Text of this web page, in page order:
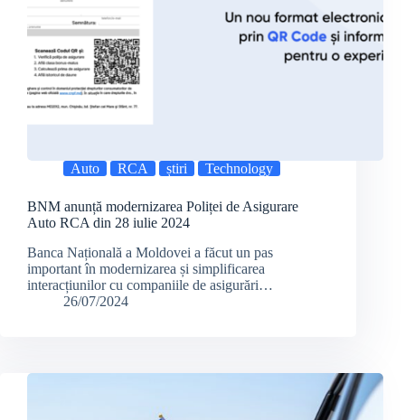
Auto RCA știri Technology
BNM anunță modernizarea Poliței de Asigurare
Auto RCA din 28 iulie 2024
Banca Națională a Moldovei a făcut un pas
important în modernizarea și simplificarea
interacțiunilor cu companiile de asigurări…
26/07/2024